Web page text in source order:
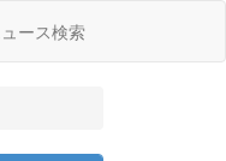
ース検索